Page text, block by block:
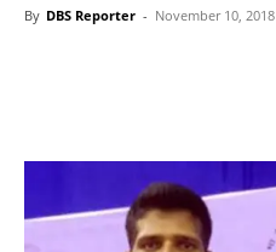
By DBS Reporter - November 10, 2018